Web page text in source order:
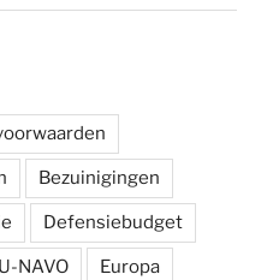
Bezuinigingen
Defensiebudget
NAVO Europa